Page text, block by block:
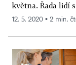
května. Řada lidí
12. 5. 2020 ▪ 2 min.